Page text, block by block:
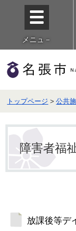
メニュ－
トップページ >公共
障害者福
放課後等デ